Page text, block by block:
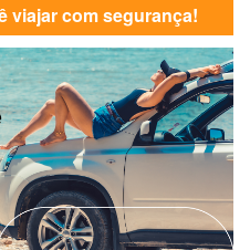
viajar com segurança!